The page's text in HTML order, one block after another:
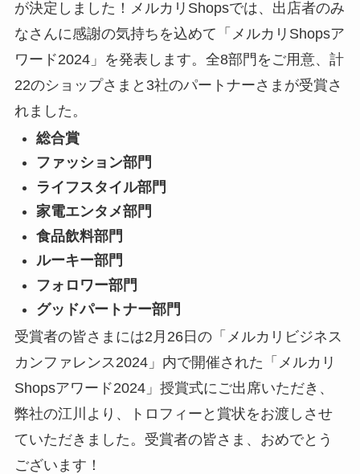
が決定しました！ メルカリShopsでは、出店者のみ
なさんに感謝の気持ちを込めて「メルカリShopsア
ワード2024」を発表します。全8部門をご用意、 計
22のショップさまと3社のパートナーさまが受賞さ
れました。
総合賞
ファッション部門
ライフスタイル部門
家電エンタメ部門
食品飲料部門
ルーキー部門
フォロワー部門
グッドパートナー部門
受賞者の皆さまには2月26日の「メルカリビジネス
カンファレンス2024」内で開催された 「メルカリ
Shopsアワード2024」授賞式にご出席いただき、
弊社の江川より、トロフィーと賞状をお渡しさせ
ていただきました。受賞者の皆さま、おめでとう
ございます！